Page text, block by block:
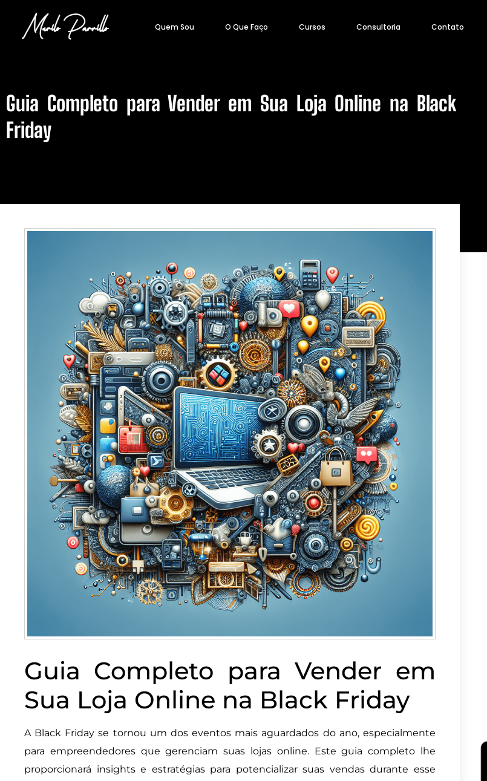
Quem Sou O Que Faço Cursos Consultoria Contato
Guia Completo para Vender em Sua Loja Online na Black
Friday
Guia Completo para Vender em
Sua Loja Online na Black Friday
A Black Friday se tornou um dos eventos mais aguardados do ano, especialmente
para empreendedores que gerenciam suas lojas online. Este guia completo lhe
proporcionará insights e estratégias para potencializar suas vendas durante esse